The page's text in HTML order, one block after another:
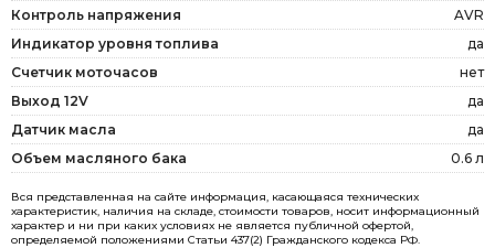
Контроль напряжения
AVR
Индикатор уровня топлива
да
Счетчик моточасов
нет
Выход 12V
да
Датчик масла
да
Объем масляного бака
0.6 л
Вся представленная на сайте информация, касающаяся технических
характеристик, наличия на складе, стоимости товаров, носит информационный
характер и ни при каких условиях не является публичной офертой,
определяемой положениями Статьи 437(2) Гражданского кодекса РФ.